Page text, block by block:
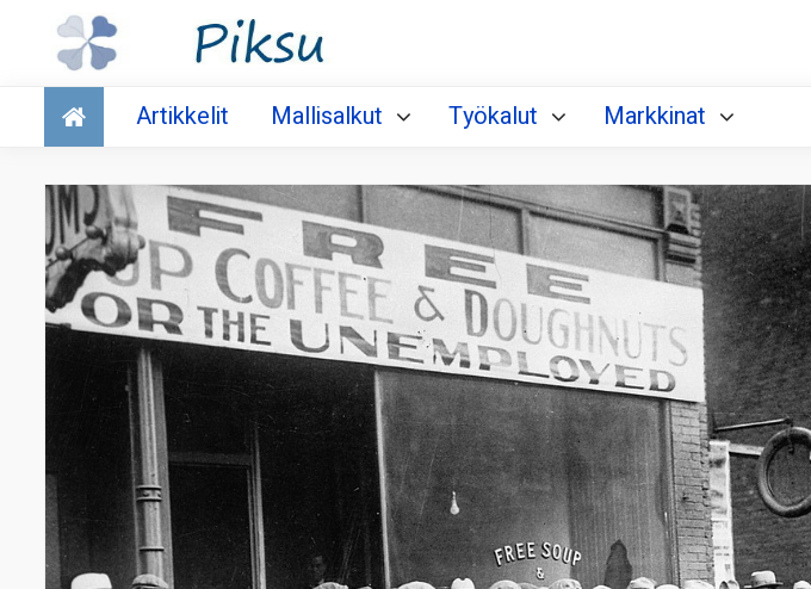
Talous
Artikkelit Mallisalkut Työkalut Markkinat